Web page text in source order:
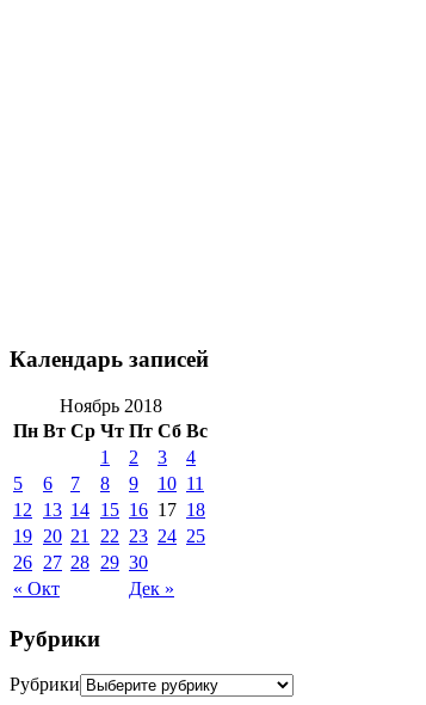
Календарь записей
Ноябрь 2018
Пн Вт Ср Чт Пт Сб Вс
« Окт Дек »
1 2 3
4
5
6 7 8 9 10 11
12
13 14 15 16 17 18
19 20 21 22 23 24 25
26 27 28 29 30
Рубрики
Рубрики